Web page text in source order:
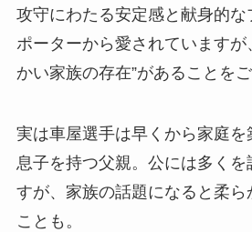
攻守にわたる安定感と献身的な
ポーターから愛されていますが
かい家族の存在”があることを
実は車屋選手は早くから家庭
息子を持つ父親。公には多く
すが、家族の話題になると柔ら
ことも。